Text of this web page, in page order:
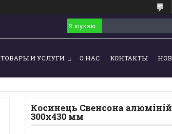
ТОВАРЫ И УСЛУГИ О НАС КОНТАКТЫ
Косинець Свенсона
300х430 мм